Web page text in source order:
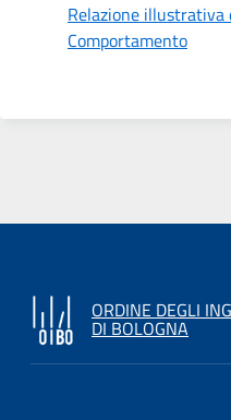
Relazione illustrativa
Comportamento
ORDINE DEGLI
DI BOLOGNA